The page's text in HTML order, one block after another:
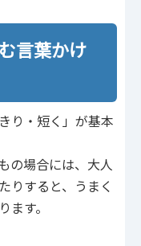
言葉かけ
り・短く」が基本
の場合には、大人
りすると、うまく
す。